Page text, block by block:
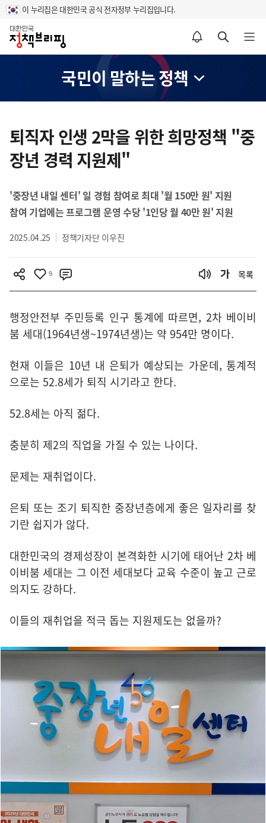
이 누리집은 대한민국 공식 전자정부 누리집입니다.
홈
알림설정 바로가기 검색 바로가기 메뉴 열기
국민이 말하는 정책
텐
츠
영
퇴직자 인생 2막을 위한 희망정책 "중
장년 경력 지원제"
'중장년 내일 센터' 일 경험 참여로 최대 '월 150만 원' 지원
참여 기업에는 프로그램 운영 수당 '1인당 월 40만 원' 지원
2025.04.25 정책기자단 이우진
9 목록
행정안전부 주민등록 인구 통계에 따르면, 2차 베이비
붐 세대(1964년생~1974년생)는 약 954만 명이다.
현재 이들은 10년 내 은퇴가 예상되는 가운데, 통계적
으로는 52.8세가 퇴직 시기라고 한다.
52.8세는 아직 젊다.
충분히 제2의 직업을 가질 수 있는 나이다.
문제는 재취업이다.
은퇴 또는 조기 퇴직한 중장년층에게 좋은 일자리를 찾
기란 쉽지가 않다.
대한민국의 경제성장이 본격화한 시기에 태어난 2차 베
이비붐 세대는 그 이전 세대보다 교육 수준이 높고 근로
의지도 강하다.
이들의 재취업을 적극 돕는 지원제도는 없을까?